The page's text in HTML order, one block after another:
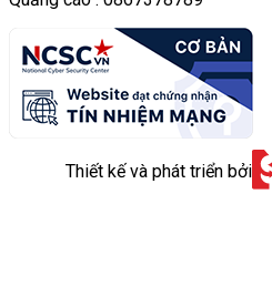
Thiết kế và phát triển bởi